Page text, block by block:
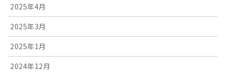
2025年4月
2025年3月
2025年1月
2024年12月